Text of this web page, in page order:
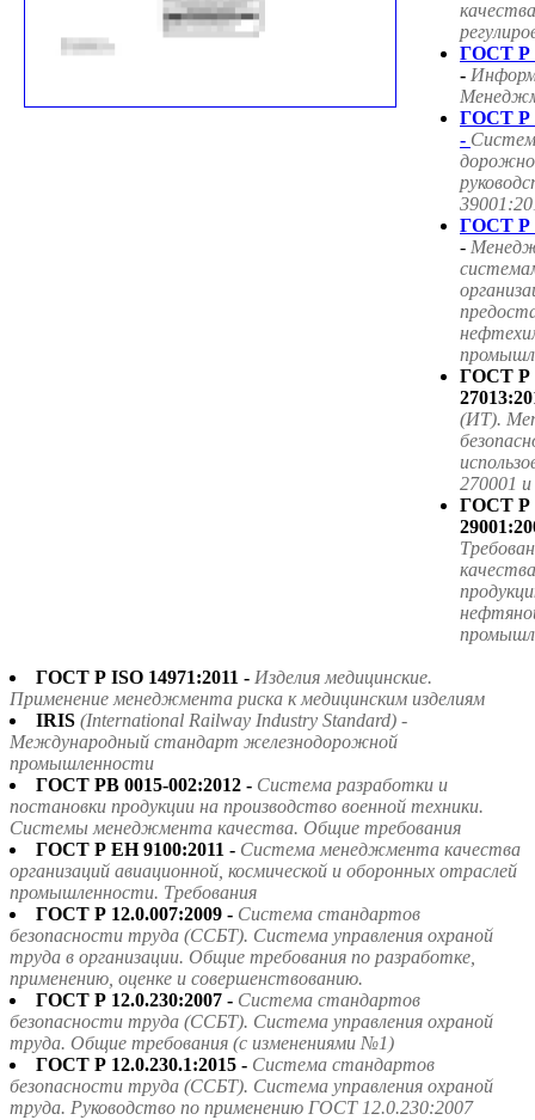
ГОСТ Р
-
ГОСТ Р
-
ГОСТ Р
-
ГОСТ
(ИТ).
270001
ГОСТ
ГОСТ Р ISO 14971:2011 - Изделия медицинские.
Применение менеджмента риска к медицинским изделиям
IRIS (International Railway Industry Standard) -
Международный стандарт железнодорожной
промышленности
ГОСТ РВ 0015-002:2012 - Система разработки и
постановки продукции на производство военной техники.
Системы менеджмента качества. Общие требования
ГОСТ Р ЕН 9100:2011 - Система менеджмента качества
организаций авиационной, космической и оборонных отраслей
промышленности. Требования
ГОСТ Р 12.0.007:2009 - Система стандартов
безопасности труда (ССБТ). Система управления охраной
труда в организации. Общие требования по разработке,
применению, оценке и совершенствованию.
ГОСТ Р 12.0.230:2007 - Система стандартов
безопасности труда (ССБТ). Система управления охраной
труда. Общие требования (с изменениями №1)
ГОСТ Р 12.0.230.1:2015 - Система стандартов
безопасности труда (ССБТ). Система управления охраной
труда. Руководство по применению ГОСТ 12.0.230:2007